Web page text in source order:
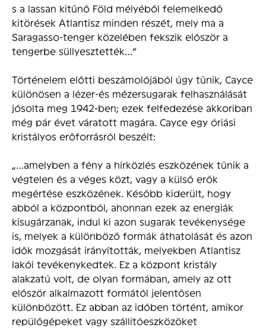
s a lassan kitűnő Föld mélyéből felemelkedő
kitörések Atlantisz minden részét, mely ma a
Saragasso-tenger közelében fekszik először a
tengerbe süllyesztették…”
Történelem előtti beszámolójából úgy tűnik, Cayce
különösen a lézer-és mézersugarak felhasználását
jósolta meg 1942-ben; ezek felfedezése akkoriban
még pár évet váratott magára. Cayce egy óriási
kristályos erőforrásról beszélt:
„…amelyben a fény a hírközlés eszközének tűnik a
végtelen és a véges közt, vagy a külső erők
megértése eszközének. Később kiderült, hogy
abból a központból, ahonnan ezek az energiák
kisugárzanak, indul ki azon sugarak tevékenysége
is, melyek a különböző formák áthatolását és azon
idők mozgását irányították, melyekben Atlantisz
lakói tevékenykedtek. Ez a központ kristály
alakzatú volt, de olyan formában, amely az ott
először alkalmazott formától jelentősen
különbözött. Ez abban az időben történt, amikor
repülőgépeket vagy szállítóeszközöket